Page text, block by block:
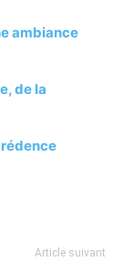
ambiance
de la
Article suivant